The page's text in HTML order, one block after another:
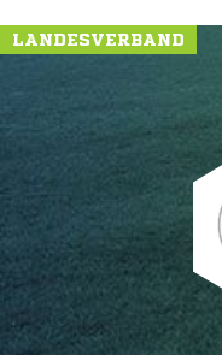
LANDESVERBAND